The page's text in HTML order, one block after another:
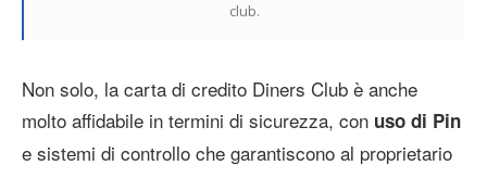
club.
Non solo, la carta di credito Diners Club è anche
molto affidabile in termini di sicurezza, con uso di Pin
e sistemi di controllo che garantiscono al proprietario